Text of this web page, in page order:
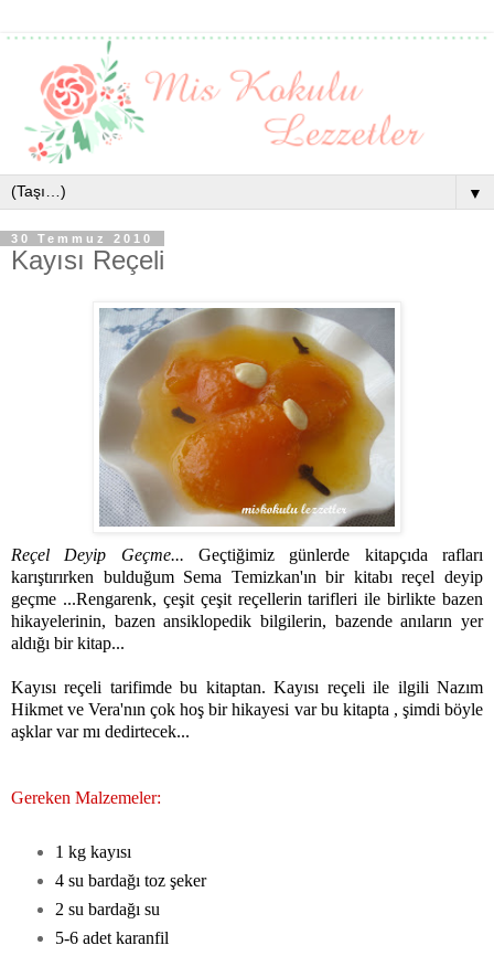
▼
30 Temmuz 2010
Kayısı Reçeli
Reçel Deyip Geçme... Geçtiğimiz günlerde kitapçıda rafları
karıştırırken bulduğum Sema Temizkan'ın bir kitabı reçel deyip
geçme ...Rengarenk, çeşit çeşit reçellerin tarifleri ile birlikte bazen
hikayelerinin, bazen ansiklopedik bilgilerin, bazende anıların yer
aldığı bir kitap...
Kayısı reçeli tarifimde bu kitaptan. Kayısı reçeli ile ilgili Nazım
Hikmet ve Vera'nın çok hoş bir hikayesi var bu kitapta , şimdi böyle
aşklar var mı dedirtecek...
Gereken Malzemeler:
1 kg kayısı
4 su bardağı toz şeker
2 su bardağı su
5-6 adet karanfil